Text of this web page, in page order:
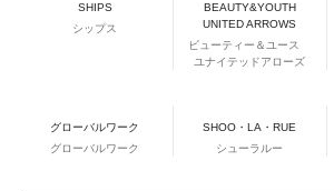
SHIPS
シップス
BEAUTY&YOUTH
UNITED ARROWS
ビューティー＆ユース
ユナイテッドアローズ
グローバルワーク
グローバルワーク
SHOO・LA・RUE
シューラルー